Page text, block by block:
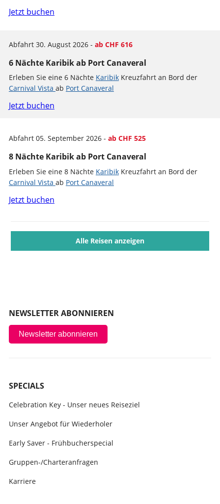
Jetzt buchen
Abfahrt 30. August 2026 - ab CHF 616
6 Nächte Karibik ab Port Canaveral
Erleben Sie eine 6 Nächte KaribikKreuzfahrt an Bord der
Carnival Vista ab Port Canaveral
Jetzt buchen
Abfahrt 05. September 2026 - ab CHF 525
8 Nächte Karibik ab Port Canaveral
Erleben Sie eine 8 Nächte KaribikKreuzfahrt an Bord der
Carnival Vista ab Port Canaveral
Jetzt buchen
Alle Reisen anzeigen
NEWSLETTER ABONNIEREN
Newsletter abonnieren
SPECIALS
Celebration Key - Unser neues Reiseziel
Unser Angebot für Wiederholer
Early Saver - Frühbucherspecial
Gruppen-/Charteranfragen
Karriere